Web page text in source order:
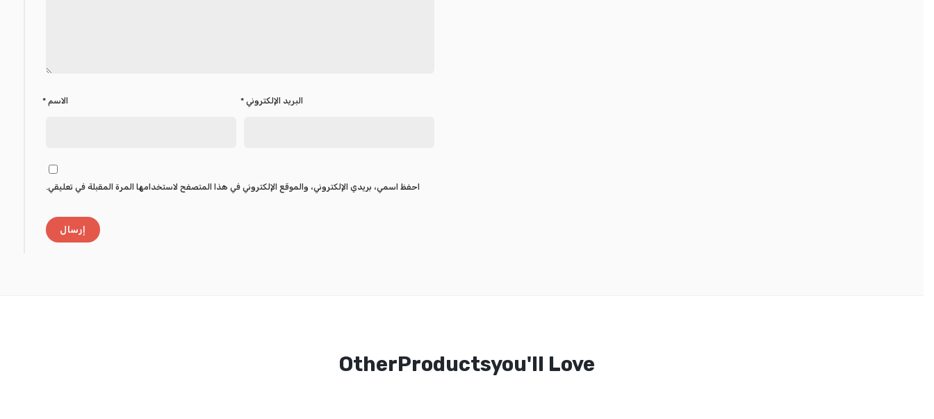
الاسم * البريد الإلكتروني *
احفظ اسمي، بريدي الإلكتروني، والموقع الإلكتروني في هذا المتصفح لاستخدامها المرة المقبلة في تعليقي.
OtherProductsyou'll Love